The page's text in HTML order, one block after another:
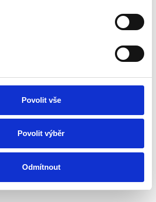
Povolit vše
Povolit výběr
Odmítnout